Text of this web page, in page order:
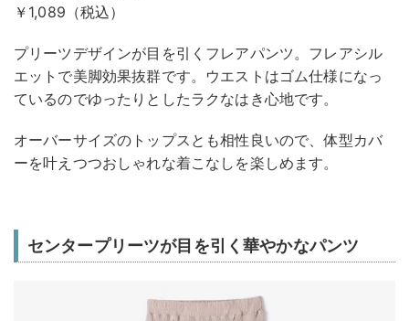
￥1,089（税込）
プリーツデザインが目を引くフレアパンツ。フレアシル
エットで美脚効果抜群です。ウエストはゴム仕様になっ
ているのでゆったりとしたラクなはき心地です。
オーバーサイズのトップスとも相性良いので、体型カバ
ーを叶えつつおしゃれな着こなしを楽しめます。
センタープリーツが目を引く華やかなパンツ